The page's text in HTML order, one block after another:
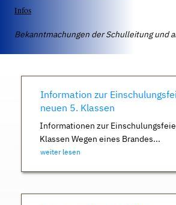
Infos
Bekanntmachungen der Schulleitung und
Information zur
neuen 5. Klassen
Informationen zur
Klassen Wegen eines Brandes...
weiter lesen